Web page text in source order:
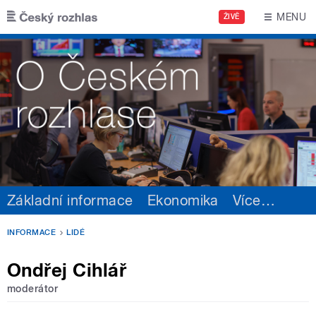
Přejít k hlavnímu obsahu
ŽIVĚ MENU
Základní informace Ekonomika Více…
INFORMACE LIDÉ
Ondřej Cihlář
moderátor